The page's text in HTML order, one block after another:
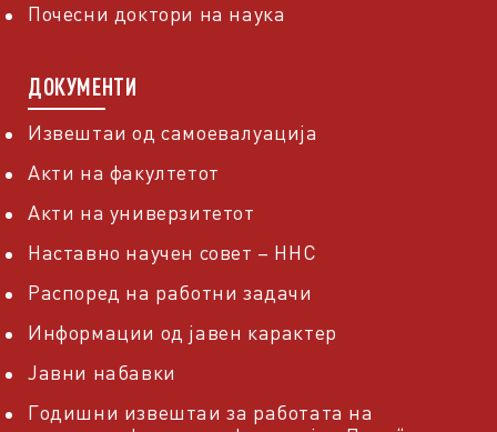
Почесни доктори на наука
ДОКУМЕНТИ
Извештаи од самоевалуација
Акти на факултетот
Акти на универзитетот
Наставно научен совет – ННС
Распоред на работни задачи
Информации од јавен карактер
Јавни набавки
Годишни извештаи за работата на